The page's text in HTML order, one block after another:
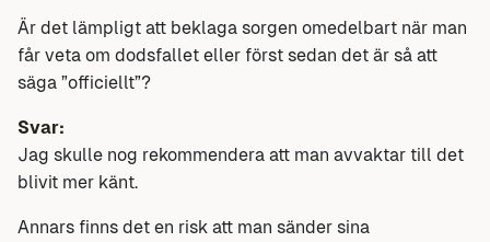
Är det lämpligt att beklaga sorgen omedelbart när man
får veta om dodsfallet eller först sedan det är så att
säga ”officiellt”?
Svar:
Jag skulle nog rekommendera att man avvaktar till det
blivit mer känt.
Annars finns det en risk att man sänder sina